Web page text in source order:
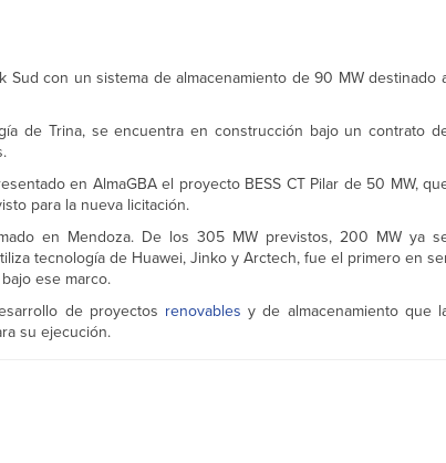
con un sistema de almacenamiento de 90 MW destinado
de Trina, se encuentra en construcción bajo un contrato
en AlmaGBA el proyecto BESS CT Pilar de 50 MW,
para la nueva licitación.
en Mendoza. De los 305 MW previstos, 200 MW ya
tecnología de Huawei, Jinko y Arctech, fue el primero en
ese marco.
de proyectos renovables y de almacenamiento que
su ejecución.